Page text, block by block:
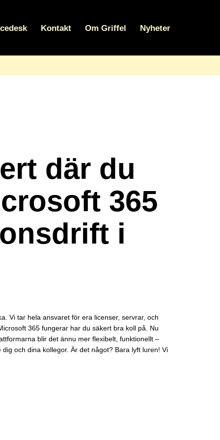
Kontakt Om Griffel Nyheter
där du
365
i
Vi tar hela ansvaret för era licenser, servrar, och
365 fungerar har du säkert bra koll på. Nu
blir det ännu mer flexibelt, funktionellt –
och dina kollegor. Är det något? Bara lyft luren! Vi